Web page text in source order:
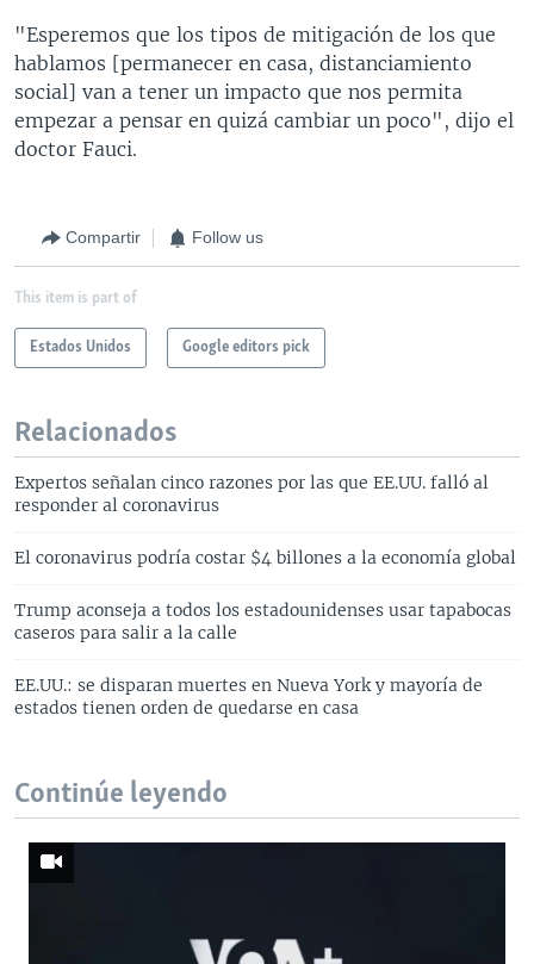
"Esperemos que los tipos de mitigación de los que
hablamos [permanecer en casa, distanciamiento
social] van a tener un impacto que nos permita
empezar a pensar en quizá cambiar un poco", dijo el
doctor Fauci.
Compartir Follow us
This item is part of
Estados Unidos Google editors pick
Relacionados
Expertos señalan cinco razones por las que EE.UU. falló al
responder al coronavirus
El coronavirus podría costar $4 billones a la economía global
Trump aconseja a todos los estadounidenses usar tapabocas
caseros para salir a la calle
EE.UU.: se disparan muertes en Nueva York y mayoría de
estados tienen orden de quedarse en casa
Continúe leyendo